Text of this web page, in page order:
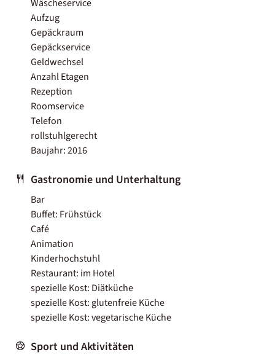
Wäscheservice
Aufzug
Gepäckraum
Gepäckservice
Geldwechsel
Anzahl Etagen
Rezeption
Roomservice
Telefon
rollstuhlgerecht
Baujahr: 2016
Gastronomie und Unterhaltung
Bar
Buffet: Frühstück
Café
Animation
Kinderhochstuhl
Restaurant: im Hotel
spezielle Kost: Diätküche
spezielle Kost: glutenfreie Küche
spezielle Kost: vegetarische Küche
Sport und Aktivitäten